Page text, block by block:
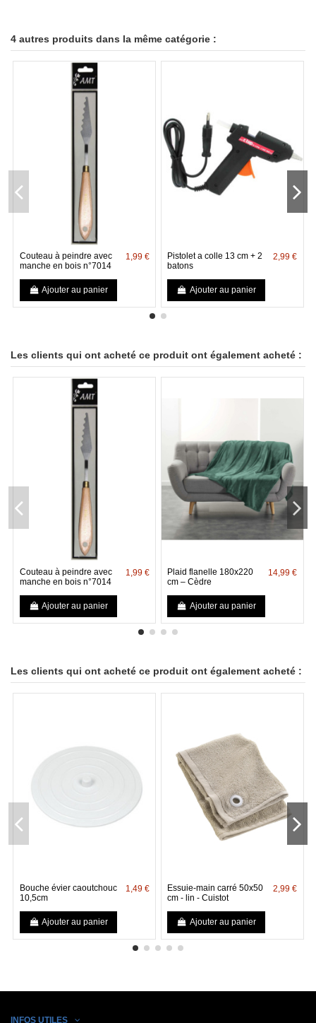
4 autres produits dans la même catégorie :
Couteau à peindre avec
manche en bois n°7014
1,99 €
Ajouter au panier
Pistolet a colle 13 cm + 2
batons
2,99 €
Ajouter au panier
Les clients qui ont acheté ce produit ont également acheté :
Couteau à peindre avec
manche en bois n°7014
1,99 €
Ajouter au panier
Plaid flanelle 180x220
cm – Cèdre
14,99 €
Ajouter au panier
Les clients qui ont acheté ce produit ont également acheté :
Bouche évier caoutchouc
10,5cm
1,49 €
Ajouter au panier
Essuie-main carré 50x50
cm - lin - Cuistot
2,99 €
Ajouter au panier
INFOS UTILES